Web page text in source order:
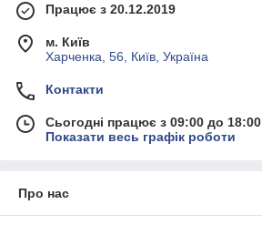
Працює з 20.12.2019
м. Київ
Харченка, 56, Київ, Україна
Контакти
Сьогодні працює з 09:00 до 18:00
Показати весь графік роботи
Про нас